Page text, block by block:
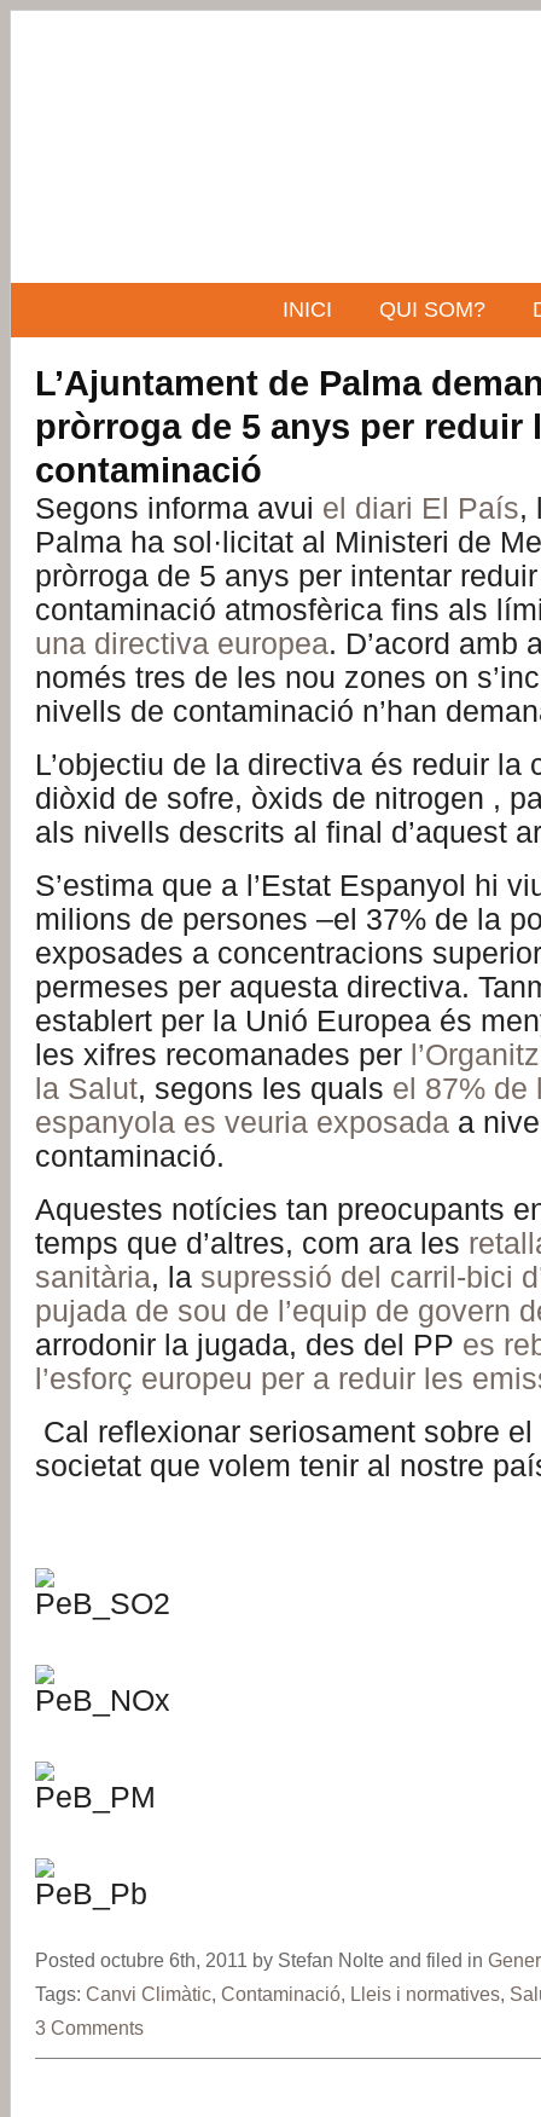
INICI QUI SOM?
L’Ajuntament de Palma
pròrroga de 5 anys per reduir
contaminació
Segons informa avui el diari El País,
Palma ha sol·licitat al Ministeri de
pròrroga de 5 anys per intentar
contaminació atmosfèrica fins als
una directiva europea. D’acord amb
només tres de les nou zones on
nivells de contaminació n’han
L’objectiu de la directiva és reduir la
diòxid de sofre, òxids de nitrogen ,
als nivells descrits al final d’aquest
S’estima que a l’Estat Espanyol hi
milions de persones –el 37% de la
exposades a concentracions
permeses per aquesta directiva.
establert per la Unió Europea és
les xifres recomanades per
la Salut, segons les quals el 87% de
espanyola es veuria exposada a
contaminació.
Aquestes notícies tan preocupants
temps que d’altres, com ara les
sanitària, la supressió del carril-bici
pujada de sou de l’equip de govern
arrodonir la jugada, des del PP es
l’esforç europeu per a reduir les
Cal reflexionar seriosament sobre
societat que volem tenir al nostre
Posted octubre 6th, 2011 by Stefan Nolte and filed in
Tags: Canvi Climàtic, Contaminació, Lleis i normatives,
3 Comments